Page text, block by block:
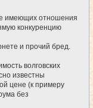
имеющих отношения
конкуренцию
и прочий бред.
волговских
известны
цене (к примеру
без